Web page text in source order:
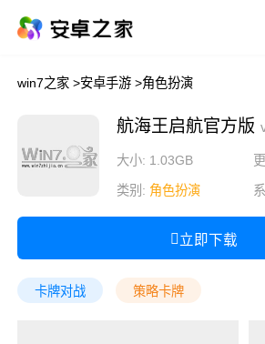
win7之家 >安卓手游 >角色扮演
航海王启航官方版
大小: 1.03GB
类别: 角色扮演
立即下载
卡牌对战 策略卡牌